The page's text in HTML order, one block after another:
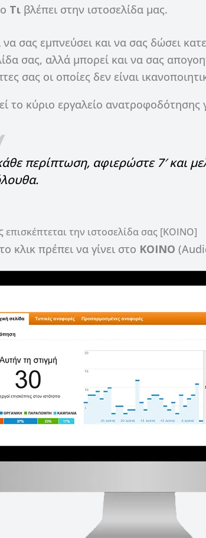
Τι βλέπει στην ιστοσελίδα μας.
σας εμπνεύσει και να σας δώσει
σας, αλλά μπορεί και να σας
σας οι οποίες δεν είναι
το κύριο εργαλείο ανατροφοδότησης
περίπτωση, αφιερώστε 7′ και
επισκέπτεται την ιστοσελίδα σας [ΚΟΙΝΟ]
κλικ πρέπει να γίνει στο ΚΟΙΝΟ